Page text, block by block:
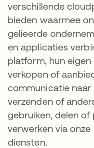
verschillende
bieden waarmee
gelieerde
en applicaties
platform, hun
verkopen of
communicatie naar
verzenden of
gebruiken, delen
verwerken via
diensten.